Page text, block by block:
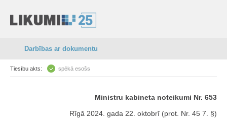
Darbības ar dokumentu
Tiesību akts: spēkā esošs
Ministru kabineta noteikumi Nr. 653
Rīgā 2024. gada 22. oktobrī (prot. Nr. 45 7. §)